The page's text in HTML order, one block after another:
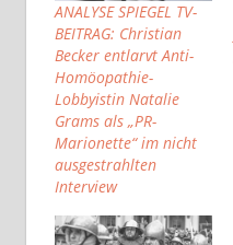
ANALYSE SPIEGEL TV-
BEITRAG: Christian
Becker entlarvt Anti-
Homöopathie-
Lobbyistin Natalie
Grams als „PR-
Marionette“ im nicht
ausgestrahlten
Interview